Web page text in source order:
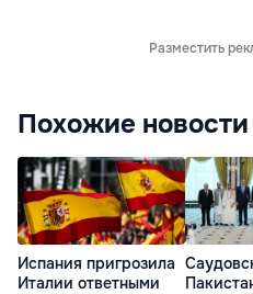
Разместить
Похожие новости
Испания пригрозила
Италии ответными